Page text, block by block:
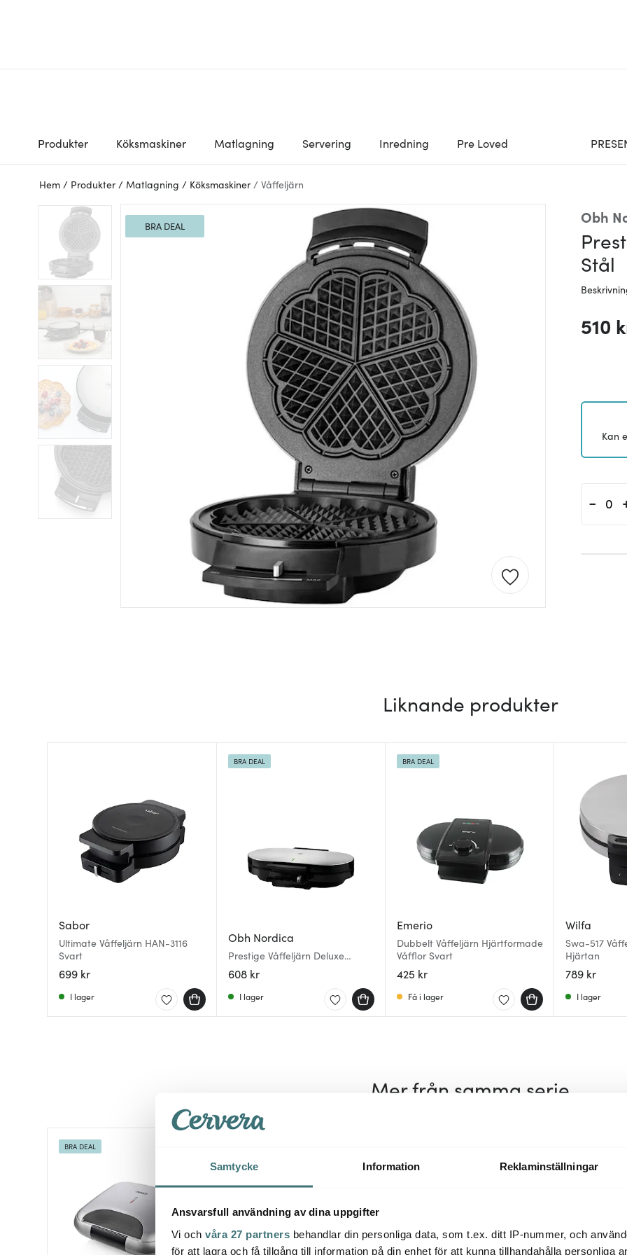
Samtycke Information Reklaminställningar
Ansvarsfull användning av dina uppgifter
Vi och våra 27 partners behandlar din personliga data, som t.ex. ditt IP-nummer, och
för att lagra och få tillgång till information på din enhet för att kunna tillhandahålla personliga
Produkter Köksmaskiner Matlagning Servering Inredning Pre Loved
Hem / Produkter / Matlagning / Köksmaskiner / Våffeljärn
Obh
Stål
BRA DEAL
510
Kan
-
Liknande produkter
Sabor
Ultimate Våffeljärn HAN-3116
Svart
699 kr
I lager
Obh Nordica
Prestige Våffeljärn Deluxe
Double Stål
608 kr
BRA DEAL
I lager
Emerio
Dubbelt Våffeljärn Hjärtformade
Våfflor Svart
425 kr
BRA DEAL
Få i lager
Wilfa
Swa-517
Hjärtan
789 kr
I lager
Mer från samma serie
BRA DEAL